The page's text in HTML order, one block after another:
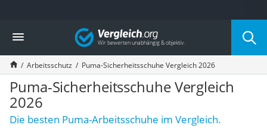
Die beliebtesten Vergleiche nach Kategorie
Baumarkt
Tresor feuerfest
Makita-Akku-Rasenmäher
Kappsäge
Smartes Türschloss
Akku-Rasentrimmer
Feuchtigkeitsmessgerät
Vergleich
Arbeitsschutz Puma-Sicherheitsschuhe Vergleich 2026
Puma-Sicherheitsschuhe Vergleich
2026
Die besten Puma-Arbeitsschuhe im Vergleich.